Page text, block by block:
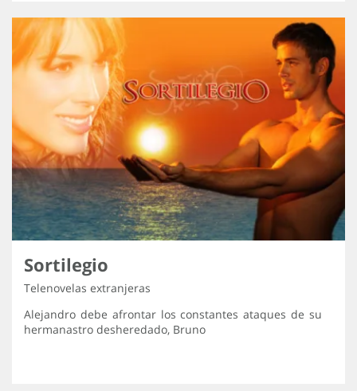
Sortilegio
Telenovelas extranjeras
Alejandro debe afrontar los constantes ataques de su
hermanastro desheredado, Bruno